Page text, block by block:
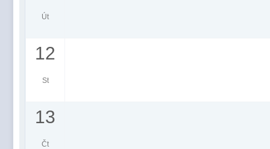
Út
12
St
13
Čt